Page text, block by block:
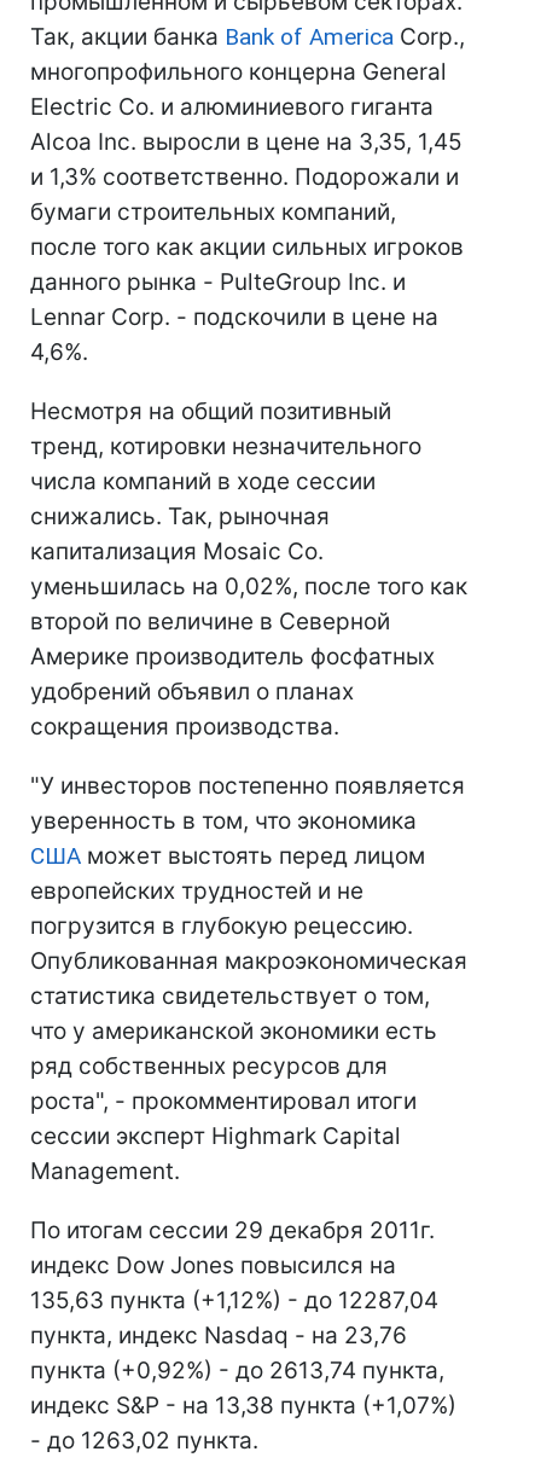
Так, акции банка Bank of America Corp.,
многопрофильного концерна General
Electric Co. и алюминиевого гиганта
Alcoa Inc. выросли в цене на 3,35, 1,45
и 1,3% соответственно. Подорожали и
бумаги строительных компаний,
после того как акции сильных игроков
данного рынка - PulteGroup Inc. и
Lennar Corp. - подскочили в цене на
4,6%.
Несмотря на общий позитивный
тренд, котировки незначительного
числа компаний в ходе сессии
снижались. Так, рыночная
капитализация Mosaic Co.
уменьшилась на 0,02%, после того как
второй по величине в Северной
Америке производитель фосфатных
удобрений объявил о планах
сокращения производства.
"У инвесторов постепенно появляется
уверенность в том, что экономика
США может выстоять перед лицом
европейских трудностей и не
погрузится в глубокую рецессию.
Опубликованная макроэкономическая
статистика свидетельствует о том,
что у американской экономики есть
ряд собственных ресурсов для
роста", - прокомментировал итоги
сессии эксперт Highmark Capital
Management.
По итогам сессии 29 декабря 2011г.
индекс Dow Jones повысился на
135,63 пункта (+1,12%) - до 12287,04
пункта, индекс Nasdaq - на 23,76
пункта (+0,92%) - до 2613,74 пункта,
индекс S&P - на 13,38 пункта (+1,07%)
- до 1263,02 пункта.